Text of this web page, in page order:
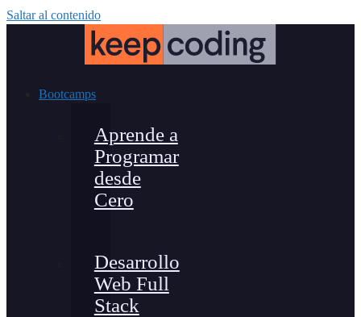
Saltar al contenido
Bootcamps
Aprende a
Programar
desde
Cero
Desarrollo
Web Full
Stack